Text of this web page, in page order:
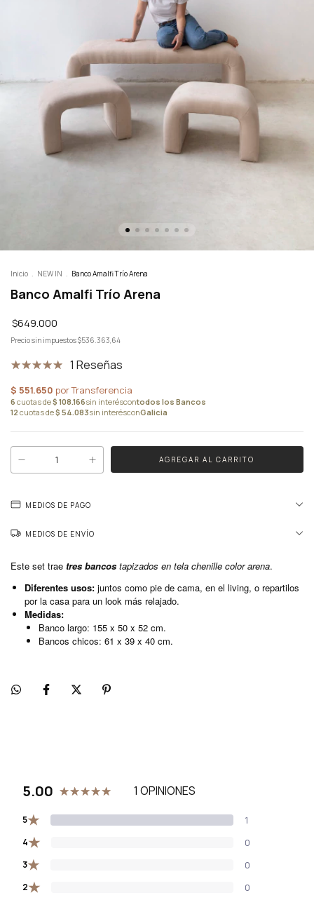
Inicio . NEW IN . Banco Amalfi Trío Arena
Banco Amalfi Trío Arena
$649.000
Precio sin impuestos$536.363,64
1 Reseñas
MEDIOS DE PAGO
MEDIOS DE ENVÍO
Este set trae tres bancos tapizados en tela chenille color arena.
Diferentes usos: juntos como pie de cama, en el living, o repartilos
por la casa para un look más relajado.
Medidas:
Banco largo: 155 x 50 x 52 cm.
Bancos chicos: 61 x 39 x 40 cm.
5.00 1 OPINIONES
5★ 1
4★ 0
3★ 0
2★ 0